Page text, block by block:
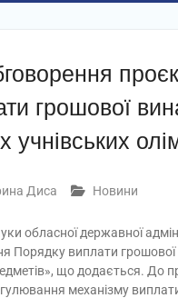
грошової
учнівських
Диса Новини
обласної державної
Порядку виплати
що додається.
механізму